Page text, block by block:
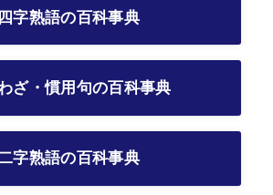
四字熟語の百科事典
ざ・慣用句の百科事典
字熟語の百科事典